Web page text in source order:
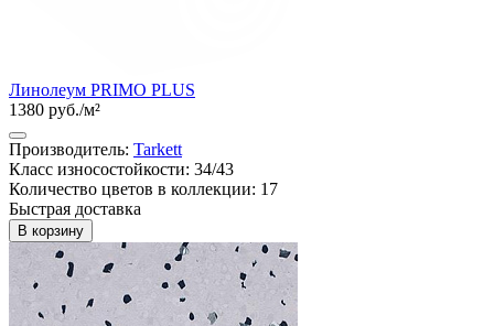
Линолеум PRIMO PLUS
1380 руб./м²
Производитель: Tarkett
Класс износостойкости: 34/43
Количество цветов в коллекции: 17
Быстрая доставка
В корзину